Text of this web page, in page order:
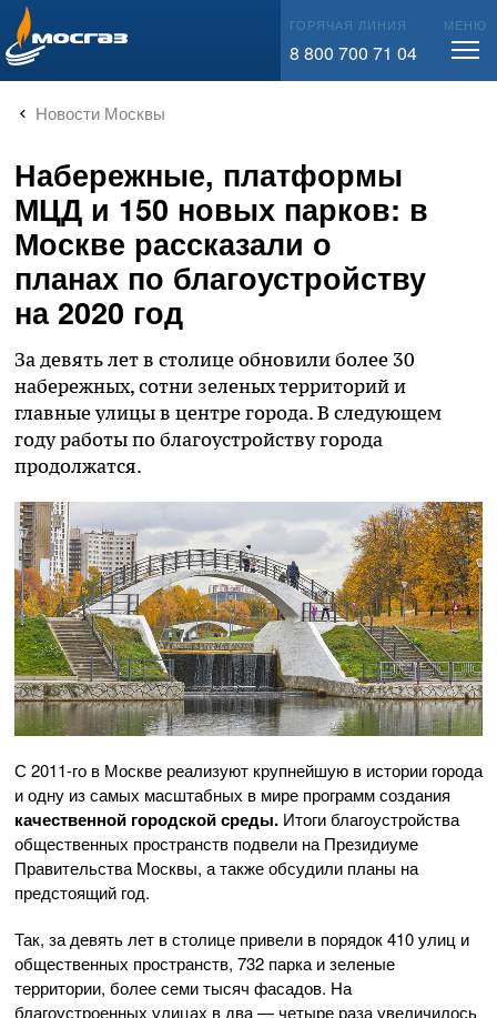
info@mos-gaz.ru ГОРЯЧАЯ ЛИНИЯ
8 800 700 71 04
МЕНЮ
Новости Москвы
Набережные, платформы
МЦД и 150 новых парков: в
Москве рассказали о
планах по благоустройству
на 2020 год
За девять лет в столице обновили более 30
набережных, сотни зеленых территорий и
главные улицы в центре города. В следующем
году работы по благоустройству города
продолжатся.
С 2011-го в Москве реализуют крупнейшую в истории города
и одну из самых масштабных в мире программ создания
качественной городской среды. Итоги благоустройства
общественных пространств подвели на Президиуме
Правительства Москвы, а также обсудили планы на
предстоящий год.
Так, за девять лет в столице привели в порядок 410 улиц и
общественных пространств, 732 парка и зеленые
территории, более семи тысяч фасадов. На
благоустроенных улицах в два — четыре раза увеличилось